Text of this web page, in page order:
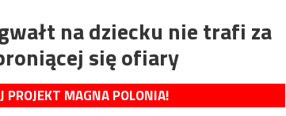
na dziecku nie trafi za
się ofiary
PROJEKT MAGNA POLONIA!